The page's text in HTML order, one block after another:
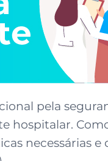
pela
hospitalar.
necessárias